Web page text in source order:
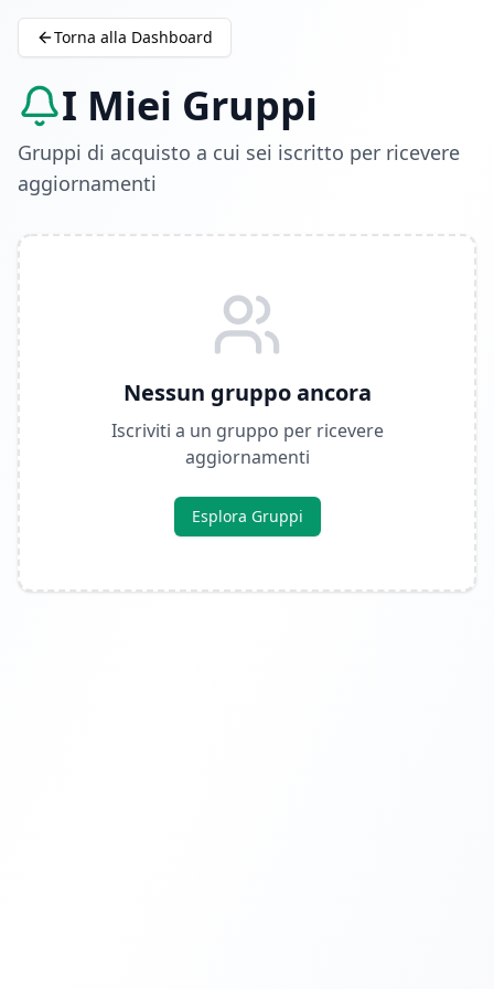
Torna alla Dashboard
I Miei Gruppi
Gruppi di acquisto a cui sei iscritto per ricevere
aggiornamenti
Nessun gruppo ancora
Iscriviti a un gruppo per ricevere
aggiornamenti
Esplora Gruppi